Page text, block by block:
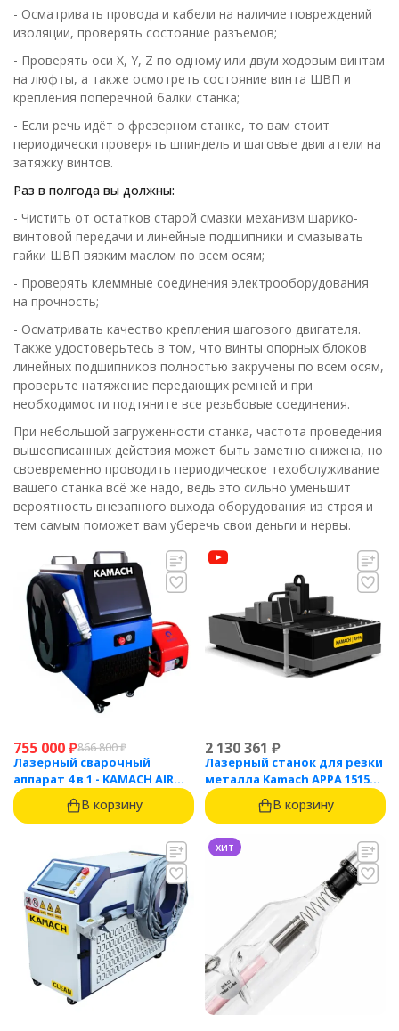
- Осматривать провода и кабели на наличие повреждений
изоляции, проверять состояние разъемов;
- Проверять оси X, Y, Z по одному или двум ходовым винтам
на люфты, а также осмотреть состояние винта ШВП и
крепления поперечной балки станка;
- Если речь идёт о фрезерном станке, то вам стоит
периодически проверять шпиндель и шаговые двигатели на
затяжку винтов.
Раз в полгода вы должны:
- Чистить от остатков старой смазки механизм шарико-
винтовой передачи и линейные подшипники и смазывать
гайки ШВП вязким маслом по всем осям;
- Проверять клеммные соединения электрооборудования
на прочность;
- Осматривать качество крепления шагового двигателя.
Также удостоверьтесь в том, что винты опорных блоков
линейных подшипников полностью закручены по всем осям,
проверьте натяжение передающих ремней и при
необходимости подтяните все резьбовые соединения.
При небольшой загруженности станка, частота проведения
вышеописанных действия может быть заметно снижена, но
своевременно проводить периодическое техобслуживание
вашего станка всё же надо, ведь это сильно уменьшит
вероятность внезапного выхода оборудования из строя и
тем самым поможет вам уберечь свои деньги и нервы.
755 000₽866 800₽
Лазерный сварочный
аппарат 4 в 1 - KAMACH AIR
1500
В корзину
2 130 361 ₽
Лазерный станок для резки
металла Kamach APPA 1515
(1500 Вт)
В корзину
хит